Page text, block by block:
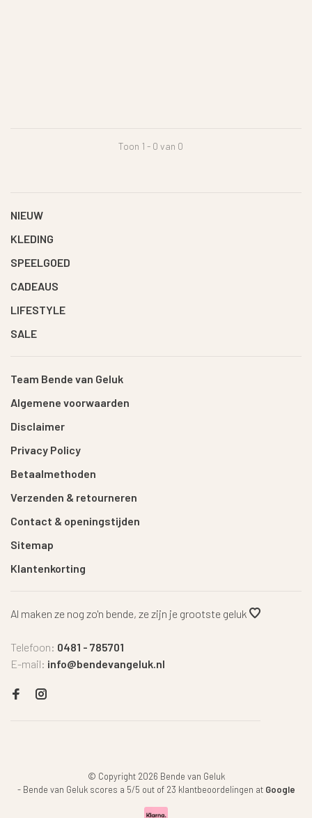
Toon 1 - 0 van 0
NIEUW
KLEDING
SPEELGOED
CADEAUS
LIFESTYLE
SALE
Team Bende van Geluk
Algemene voorwaarden
Disclaimer
Privacy Policy
Betaalmethoden
Verzenden & retourneren
Contact & openingstijden
Sitemap
Klantenkorting
Al maken ze nog zo'n bende, ze zijn je grootste geluk
Telefoon: 0481 - 785701
E-mail: info@bendevangeluk.nl
© Copyright 2026 Bende van Geluk
- Bende van Geluk scores a 5/5 out of 23 klantbeoordelingen at Google